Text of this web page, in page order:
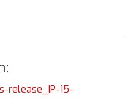
release_IP-15-